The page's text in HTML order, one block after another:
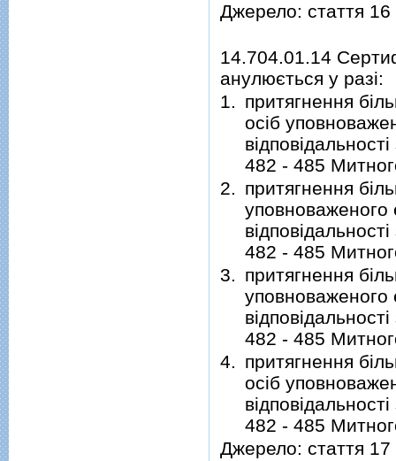
Джерело: стаття 16
14.704.01.14
анулюється у разі:
1. притягнення
осіб
482 - 485
2. притягнення
уповноваженого
482 - 485
3. притягнення
уповноваженого
482 - 485
4. притягнення
осіб
482 - 485
Джерело: стаття 17